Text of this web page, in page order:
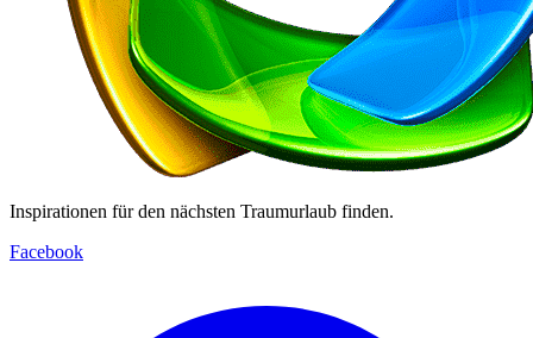
Inspirationen für den nächsten Traumurlaub finden.
Facebook